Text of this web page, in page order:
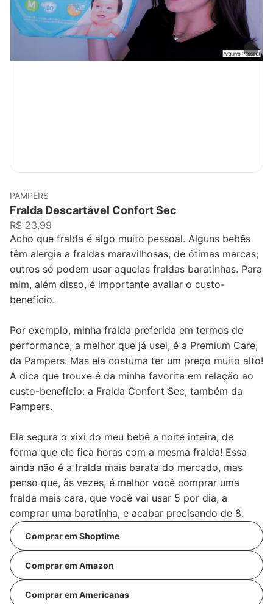
PAMPERS
Fralda Descartável Confort Sec
R$ 23,99
Acho que fralda é algo muito pessoal. Alguns bebês
têm alergia a fraldas maravilhosas, de ótimas marcas;
outros só podem usar aquelas fraldas baratinhas. Para
mim, além disso, é importante avaliar o custo-
benefício.
Por exemplo, minha fralda preferida em termos de
performance, a melhor que já usei, é a Premium Care,
da Pampers. Mas ela costuma ter um preço muito alto!
A dica que trouxe é da minha favorita em relação ao
custo-benefício: a Fralda Confort Sec, também da
Pampers.
Ela segura o xixi do meu bebê a noite inteira, de
forma que ele fica horas com a mesma fralda! Essa
ainda não é a fralda mais barata do mercado, mas
penso que, às vezes, é melhor você comprar uma
fralda mais cara, que você vai usar 5 por dia, a
comprar uma baratinha, e acabar precisando de 8.
Comprar em Shoptime
Comprar em Amazon
Comprar em Americanas